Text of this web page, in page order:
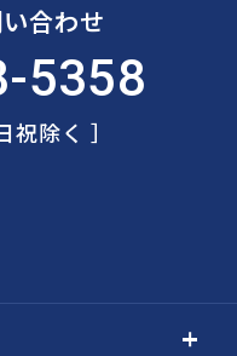
合わせ
5358
祝除く ］